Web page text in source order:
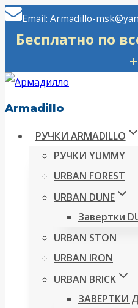
Перейти
Email: Armadillo-
Бесплатно
Armadillo
РУЧКИ ARMADILLO
РУЧКИ YUMMY
URBAN FOREST
URBAN DUNE
Завертки
URBAN STON
URBAN IRON
URBAN BRICK
ЗАВЕРТКИ